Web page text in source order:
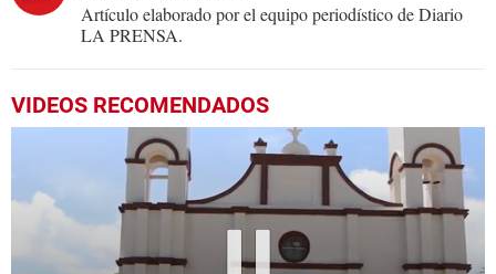
Artículo elaborado por el equipo periodístico de Diario
LA PRENSA.
VIDEOS RECOMENDADOS